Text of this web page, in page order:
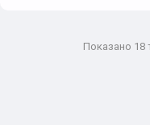
Показано 18